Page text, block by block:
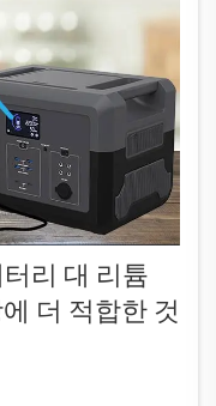
리 대 리튬
더 적합한 것